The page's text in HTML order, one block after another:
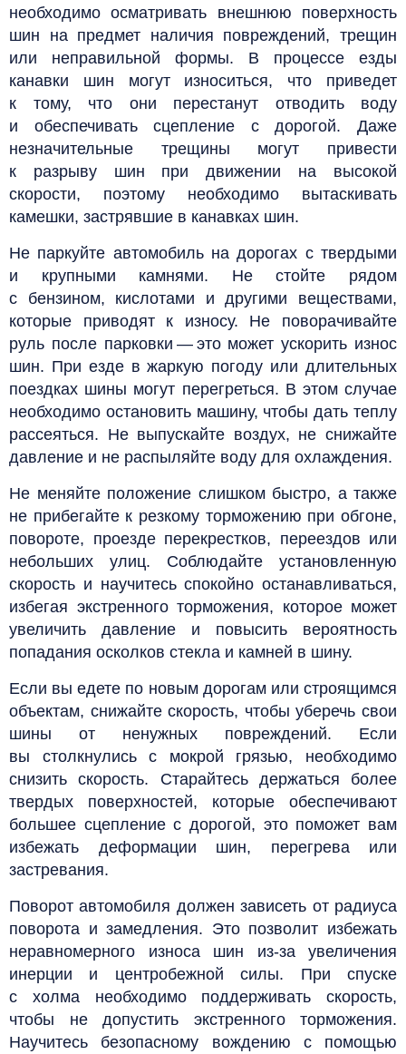
необходимо осматривать внешнюю поверхность
шин на предмет наличия повреждений, трещин
или неправильной формы. В процессе езды
канавки шин могут износиться, что приведет
к тому, что они перестанут отводить воду
и обеспечивать сцепление с дорогой. Даже
незначительные трещины могут привести
к разрыву шин при движении на высокой
скорости, поэтому необходимо вытаскивать
камешки, застрявшие в канавках шин.
Не паркуйте автомобиль на дорогах с твердыми
и крупными камнями. Не стойте рядом
с бензином, кислотами и другими веществами,
которые приводят к износу. Не поворачивайте
руль после парковки — это может ускорить износ
шин. При езде в жаркую погоду или длительных
поездках шины могут перегреться. В этом случае
необходимо остановить машину, чтобы дать теплу
рассеяться. Не выпускайте воздух, не снижайте
давление и не распыляйте воду для охлаждения.
Не меняйте положение слишком быстро, а также
не прибегайте к резкому торможению при обгоне,
повороте, проезде перекрестков, переездов или
небольших улиц. Соблюдайте установленную
скорость и научитесь спокойно останавливаться,
избегая экстренного торможения, которое может
увеличить давление и повысить вероятность
попадания осколков стекла и камней в шину.
Если вы едете по новым дорогам или строящимся
объектам, снижайте скорость, чтобы уберечь свои
шины от ненужных повреждений. Если
вы столкнулись с мокрой грязью, необходимо
снизить скорость. Старайтесь держаться более
твердых поверхностей, которые обеспечивают
большее сцепление с дорогой, это поможет вам
избежать деформации шин, перегрева или
застревания.
Поворот автомобиля должен зависеть от радиуса
поворота и замедления. Это позволит избежать
неравномерного износа шин из-за увеличения
инерции и центробежной силы. При спуске
с холма необходимо поддерживать скорость,
чтобы не допустить экстренного торможения.
Научитесь безопасному вождению с помощью